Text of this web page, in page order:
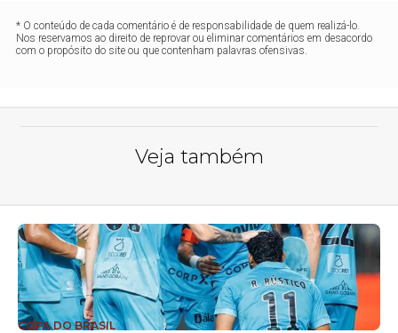
* O conteúdo de cada comentário é de responsabilidade de quem realizá-lo.
Nos reservamos ao direito de reprovar ou eliminar comentários em desacordo
com o propósito do site ou que contenham palavras ofensivas.
Veja também
COPA DO BRASIL